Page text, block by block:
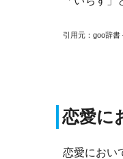
引用元：goo辞
恋愛に
恋愛におい